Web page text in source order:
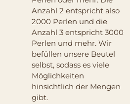
Anzahl 2 entspricht also
2000 Perlen und die
Anzahl 3 entspricht 3000
Perlen und mehr. Wir
befüllen unsere Beutel
selbst, sodass es viele
Möglichkeiten
hinsichtlich der Mengen
gibt.